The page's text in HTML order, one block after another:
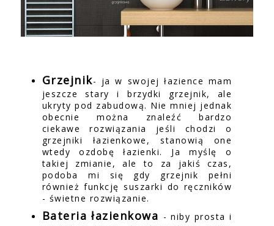
Grzejnik- ja w swojej łazience mam
jeszcze stary i brzydki grzejnik, ale
ukryty pod zabudową. Nie mniej jednak
obecnie można znaleźć bardzo
ciekawe rozwiązania jeśli chodzi o
grzejniki łazienkowe, stanowią one
wtedy ozdobę łazienki. Ja myślę o
takiej zmianie, ale to za jakiś czas,
podoba mi się gdy grzejnik pełni
również funkcję suszarki do ręczników
- świetne rozwiązanie.
Bateria łazienkowa - niby prosta i